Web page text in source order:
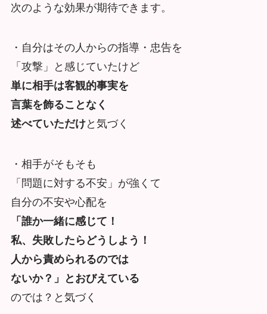
次のような効果が期待できます。
・自分はその人からの指導・忠告を
「攻撃」と感じていたけど
単に相手は客観的事実を
言葉を飾ることなく
述べていただけと気づく
・相手がそもそも
「問題に対する不安」が強くて
自分の不安や心配を
「誰か一緒に感じて！
私、失敗したらどうしよう！
人から責められるのでは
ないか？」
とおびえている
のでは？と気づく